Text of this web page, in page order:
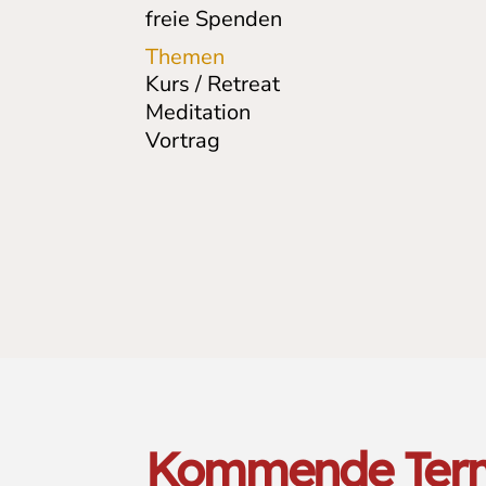
freie Spenden
Themen
Kurs / Retreat
Meditation
Vortrag
Kommende